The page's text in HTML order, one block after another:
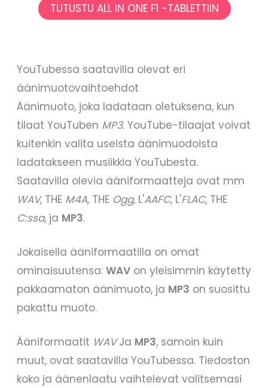
TUTUSTU ALL IN ONE F1 -TABLETTIIN
YouTubessa saatavilla olevat eri
äänimuotovaihtoehdot
Äänimuoto, joka ladataan oletuksena, kun
tilaat YouTuben MP3. YouTube-tilaajat voivat
kuitenkin valita useista äänimuodoista
ladatakseen musiikkia YouTubesta.
Saatavilla olevia ääniformaatteja ovat mm
WAV, THE M4A, THE Ogg, L'AAFC, L'FLAC, THE
C:ssa, ja MP3.
Jokaisella ääniformaatilla on omat
ominaisuutensa:WAV on yleisimmin käytetty
pakkaamaton äänimuoto, ja MP3 on suosittu
pakattu muoto.
Ääniformaatit WAVJa MP3, samoin kuin
muut, ovat saatavilla YouTubessa. Tiedoston
koko ja äänenlaatu vaihtelevat valitsemasi